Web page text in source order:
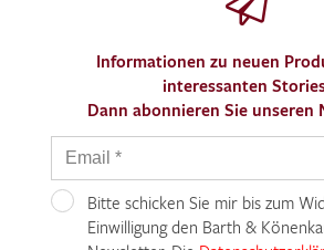
Informationen zu neuen
interessanten
Dann abonnieren Sie unseren
Bitte schicken Sie mir bis zum
Einwilligung den Barth &